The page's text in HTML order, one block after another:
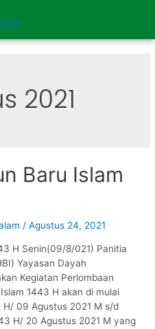
2021
Baru Islam
/Agustus 24, 2021
H Senin(09/8/021) Panitia
Yayasan Dayah
Kegiatan Perlombaan
1443 H akan di mulai
H/ 09 Agustus 2021 M s/d
H/ 20 Agustus 2021 M yang